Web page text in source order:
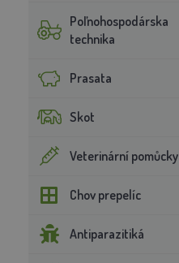
Poľnohospodárska
technika
Prasata
Skot
Veterinární pomůcky
Chov prepelíc
Antiparazitiká